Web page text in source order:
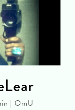
| OmU